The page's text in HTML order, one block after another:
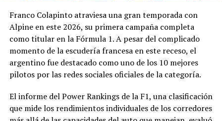
modificación vinculada a la composición societaria de la
empresa que obtuvo la concesión.
La novedad se conoce mientras la concesión del Minella
continúa envuelta en una delicadísima situación
jurídica. El proceso mediante el cual Minella Stadium
busca determinar si existieron irregularidades en la
licitación impulsada por el Municipio.
Franco Colapinto atraviesa una gran temporada con
Alpine en este 2026, su primera campaña completa
como titular en la Fórmula 1. A pesar del complicado
momento de la escudería francesa en este receso, el
argentino fue destacado como uno de los 10 mejores
pilotos por las redes sociales oficiales de la categoría.
El informe del Power Rankings de la F1, una clasificación
que mide los rendimientos individuales de los corredores